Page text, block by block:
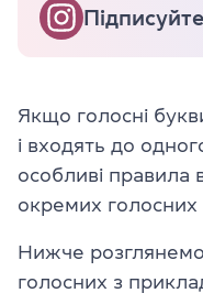
Якщо голосні
і входять до
особливі правила
окремих голосних
Нижче розглянемо
голосних з